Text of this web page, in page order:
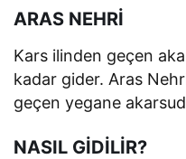
ARAS NEHRİ
Kars ilinden geçen
kadar gider. Aras
geçen yegane
NASIL GİDİLİR?